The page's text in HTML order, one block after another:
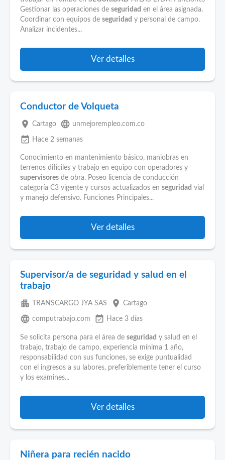
Gestionar las operaciones de seguridad en el área asignada.
Coordinar con equipos de seguridad y personal de campo.
Analizar incidentes...
Ver detalles
Conductor de Volqueta
place Cartago language unmejorempleo.com.co
event_available Hace 2 semanas
Conocimiento en mantenimiento básico, maniobras en
terrenos difíciles y trabajo en equipo con operadores y
supervisores de obra. Poseo licencia de conducción
categoría C3 vigente y cursos actualizados en seguridad vial
y manejo defensivo. Funciones Principales...
Ver detalles
Supervisor/a de seguridad y salud en el
trabajo
apartment TRANSCARGO JYA SAS place Cartago
language computrabajo.com event_available Hace 3 días
Se solicita persona para el área de seguridad y salud en el
trabajo, trabajo de campo, experiencia mínima 1 año,
responsabilidad con sus funciones, se exige puntualidad
con el ingresos a su labores, preferiblemente tener el curso
y los examines...
Ver detalles
Niñera para recién nacido